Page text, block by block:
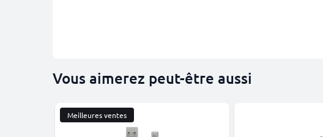
Vous aimerez peut-être aussi
Meilleures ventes